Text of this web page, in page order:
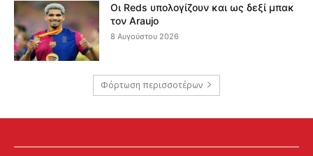
Οι Reds υπολογίζουν και ως δεξί μπακ
τον Araujo
8 Αυγούστου 2026
Φόρτωση περισσοτέρων